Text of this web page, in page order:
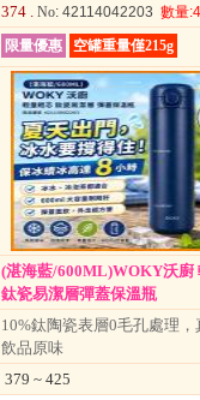
374 . No: 42114042203 數量:4
限量優惠
空罐重量僅215g
(湛海藍/600ML)WOKY沃廚
鈦瓷易潔層彈蓋保溫瓶
10%鈦陶瓷表層0毛孔處理，
飲品原味
379 ~ 425